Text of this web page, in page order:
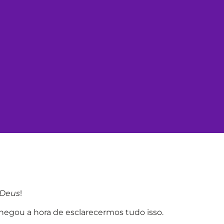
!
a hora de esclarecermos tudo isso.